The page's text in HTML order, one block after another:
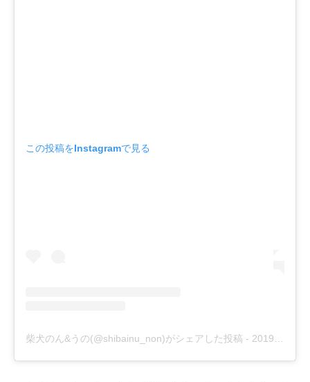
この投稿をInstagramで見る
柴犬のん&うの(@shibainu_non)がシェアした投稿 - 2019年 8月月14日午前7時08分PDT